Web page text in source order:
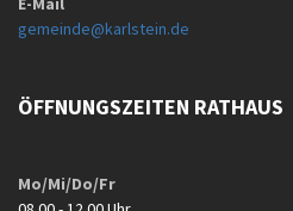
gemeinde@karlstein.de
ÖFFNUNGSZEITEN RATHAUS
Mo/Mi/Do/Fr